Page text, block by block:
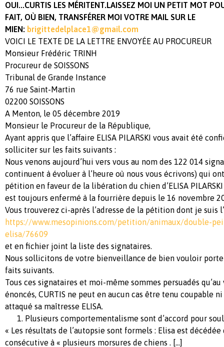
OUI...CURTIS LES MÉRITENT.LAISSEZ MOI UN PETIT MOT
FAIT, OÙ BIEN, TRANSFÉRER MOI VOTRE MAIL SUR LE
MIEN: brigittedelplace1@gmail.com
VOICI LE TEXTE DE LA LETTRE ENVOYÉE AU PROCUREUR
Monsieur Frédéric TRINH
Procureur de SOISSONS
Tribunal de Grande Instance
76 rue Saint-Martin
02200 SOISSONS
A Menton, le 05 décembre 2019
Monsieur le Procureur de la République,
Ayant appris que l’affaire ELISA PILARSKI vous avait été
solliciter sur les faits suivants :
Nous venons aujourd’hui vers vous au nom des 122 014
continuent à évoluer à l’heure où nous vous écrivons) qui
pétition en faveur de la libération du chien d’ELISA
est toujours enfermé à la fourrière depuis le 16 novembre
Vous trouverez ci-après l’adresse de la pétition dont je suis
https://www.mesopinions.com/petition/animaux/double-
elisa/76609
et en fichier joint la liste des signataires.
Nous sollicitons de votre bienveillance de bien vouloir
faits suivants.
Tous ces signataires et moi-même sommes persuadés
énoncés, CURTIS ne peut en aucun cas être tenu coupable
attaqué sa maîtresse ELISA.
Plusieurs comportementalisme sont d’accord pour
« Les résultats de l’autopsie sont formels : Elisa est décédée
consécutive à « plusieurs morsures de chiens . [...]